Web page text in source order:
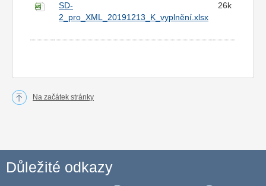
SD-
2_pro_XML_20191213_K_vyplnění.xlsx
26k
Na začátek stránky
Důležité odkazy